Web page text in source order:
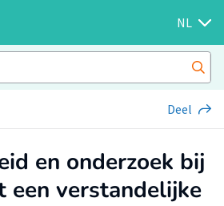
NL
Deel
en onderzoek bij
een verstandelijke